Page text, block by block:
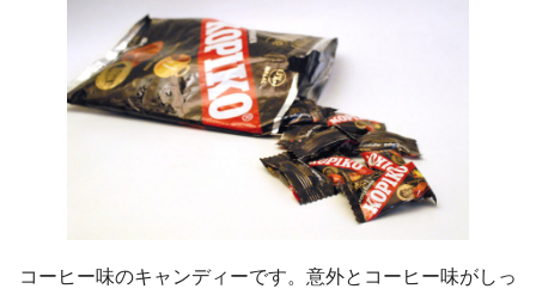
コーヒー味のキャンディーです。意外とコーヒー味がしっ